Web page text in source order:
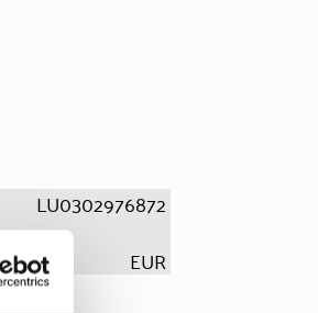
LU0302976872
EUR